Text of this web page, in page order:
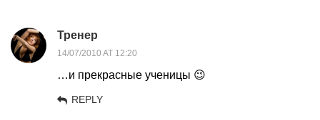
Тренер
14/07/2010 AT 12:20
…и прекрасные ученицы 😉
REPLY